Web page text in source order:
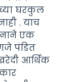
घरकुल
. याच
एक
पंडित
आर्थिक